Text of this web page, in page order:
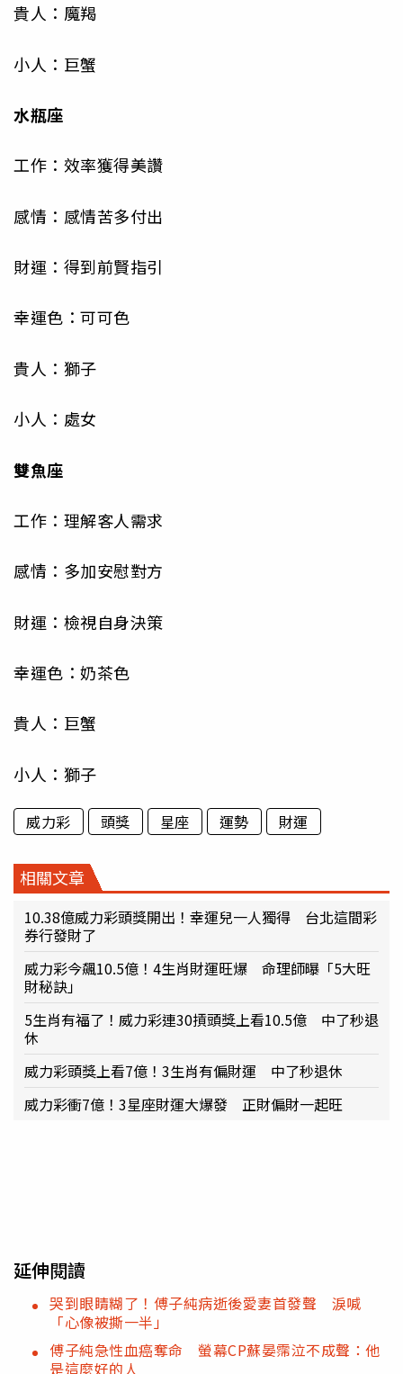
貴人：魔羯
小人：巨蟹
水瓶座
工作：效率獲得美讚
感情：感情苦多付出
財運：得到前賢指引
幸運色：可可色
貴人：獅子
小人：處女
雙魚座
工作：理解客人需求
感情：多加安慰對方
財運：檢視自身決策
幸運色：奶茶色
貴人：巨蟹
小人：獅子
威力彩 頭獎 星座 運勢 財運
相關文章
10.38億威力彩頭獎開出！幸運兒一人獨得 台北這間彩
券行發財了
威力彩今飆10.5億！4生肖財運旺爆 命理師曝「5大旺
財秘訣」
5生肖有福了！威力彩連30摃頭獎上看10.5億 中了秒退
休
威力彩頭獎上看7億！3生肖有偏財運 中了秒退休
威力彩衝7億！3星座財運大爆發 正財偏財一起旺
延伸閱讀
哭到眼睛糊了！傅子純病逝後愛妻首發聲 淚喊
「心像被撕一半」
傅子純急性血癌奪命 螢幕CP蘇晏霈泣不成聲：他
是這麼好的人